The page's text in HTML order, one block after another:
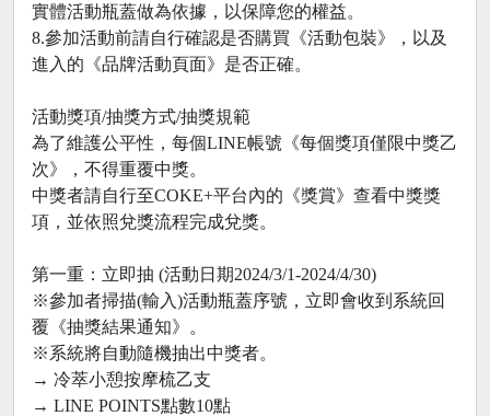
實體活動瓶蓋做為依據，以保障您的權益。
8.參加活動前請自行確認是否購買《活動包裝》，以及
進入的《品牌活動頁面》是否正確。
活動獎項/抽獎方式/抽獎規範
為了維護公平性，每個LINE帳號《每個獎項僅限中獎乙
次》，不得重覆中獎。
中獎者請自行至COKE+平台內的《獎賞》查看中獎獎
項，並依照兌獎流程完成兌獎。
第一重：立即抽 (活動日期2024/3/1-2024/4/30)
※參加者掃描(輸入)活動瓶蓋序號，立即會收到系統回
覆《抽獎結果通知》。
※系統將自動隨機抽出中獎者。
→ 冷萃小憩按摩梳乙支
→ LINE POINTS點數10點